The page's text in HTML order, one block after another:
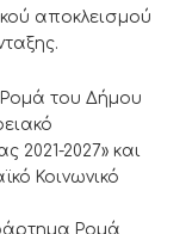
αποκλεισμού
Ρομά του Δήμου
2021-2027» και
Κοινωνικό
Ρομά